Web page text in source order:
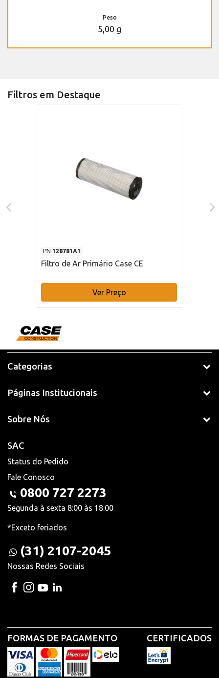
Peso
5,00 g
Filtros em Destaque
PN 128781A1
Filtro de Ar Primário Case CE
Ver Preço
Categorias
Páginas Institucionais
Sobre Nós
SAC
Status do Pedido
Fale Conosco
0800 727 2273
Segunda à sexta 8:00 às 18:00
*Exceto feriados
(31) 2107-2045
Nossas Redes Sociais
FORMAS DE PAGAMENTO CERTIFICADOS